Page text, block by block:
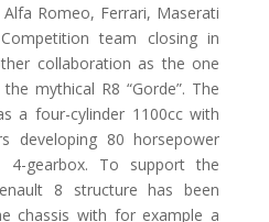
Romeo, Ferrari, Maserati
team closing in
collaboration as the one
mythical R8 “Gorde”. The
a four-cylinder 1100cc with
developing 80 horsepower
gearbox. To support the
8 structure has been
chassis with for example a